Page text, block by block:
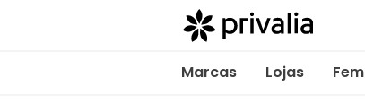
Marcas Lojas